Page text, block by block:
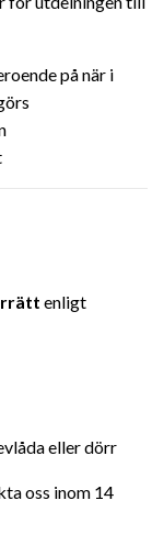
på när i
enligt
eller dörr
oss inom 14